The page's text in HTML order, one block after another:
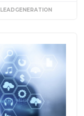
LEADGENERATION